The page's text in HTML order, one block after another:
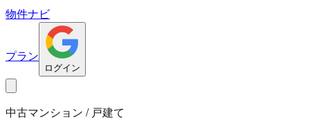
物件ナビ
プラン
ログイン
中古マンション / 戸建て